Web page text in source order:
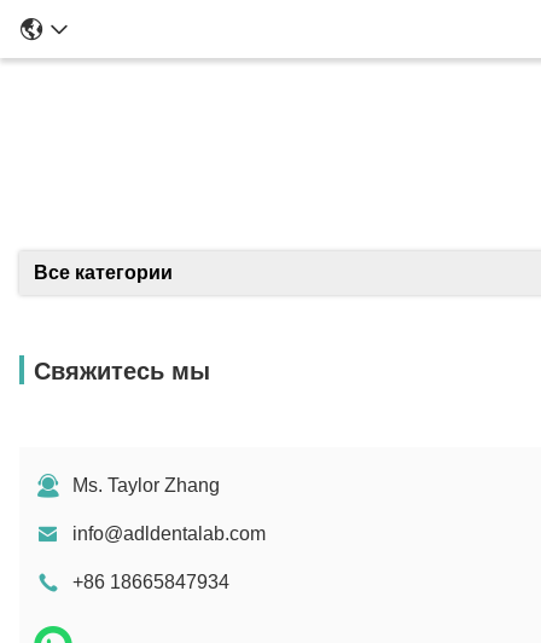
Все категории
Свяжитесь мы
Ms. Taylor Zhang
info@adldentalab.com
+86 18665847934